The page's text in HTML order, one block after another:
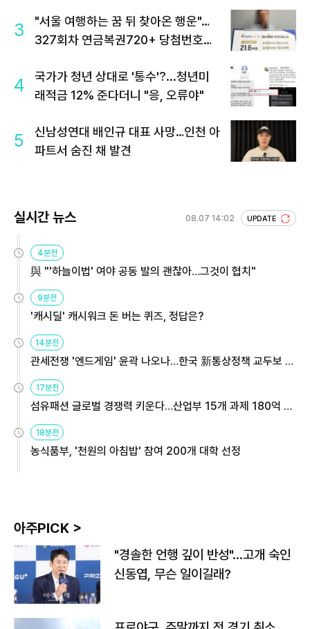
3
"서울 여행하는 꿈 뒤 찾아온 행운"…
327회차 연금복권720+ 당첨번호조
4
국가가 청년 상대로 '통수'?...청년미
래적금 12% 준다더니 "응, 오류야"
5
신남성연대 배인규 대표 사망…인천 아
파트서 숨진 채 발견
실시간 뉴스 08.07 14:02 UPDATE
4분전
與 "'하늘이법' 여야 공동 발의 괜찮아…그것이 협치"
9분전
'캐시딜' 캐시워크 돈 버는 퀴즈, 정답은?
14분전
관세전쟁 '엔드게임' 윤곽 나오나…한국 新통상정책 교두보 활
17분전
섬유패션 글로벌 경쟁력 키운다…산업부 15개 과제 180억 지
18분전
농식품부, '천원의 아침밥' 참여 200개 대학 선정
아주PICK >
"경솔한 언행 깊이 반성"…고개 숙인
신동엽, 무슨 일이길래?